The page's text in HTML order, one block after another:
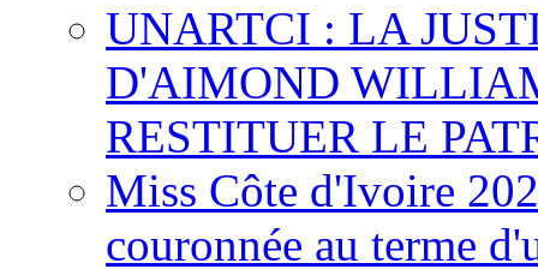
UNARTCI : LA
D'AIMOND
RESTITUER LE
Miss Côte d'Ivoire
couronnée au terme